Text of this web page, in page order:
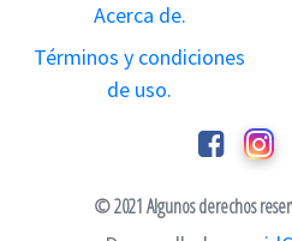
Acerca de.
Términos y condiciones
de uso.
© 2021 Algunos derechos